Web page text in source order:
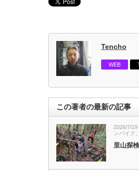
Tencho
WEB
この著者の最新の記事
2026/7/19
ンバイク
里山探